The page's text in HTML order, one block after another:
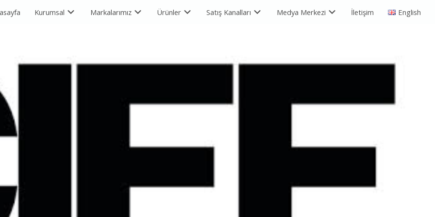
Kurumsal Markalarımız Ürünler Satış Kanalları Medya Merkezi İletişim English